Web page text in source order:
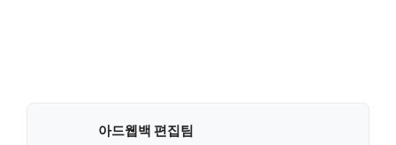
아드웹백 편집팀